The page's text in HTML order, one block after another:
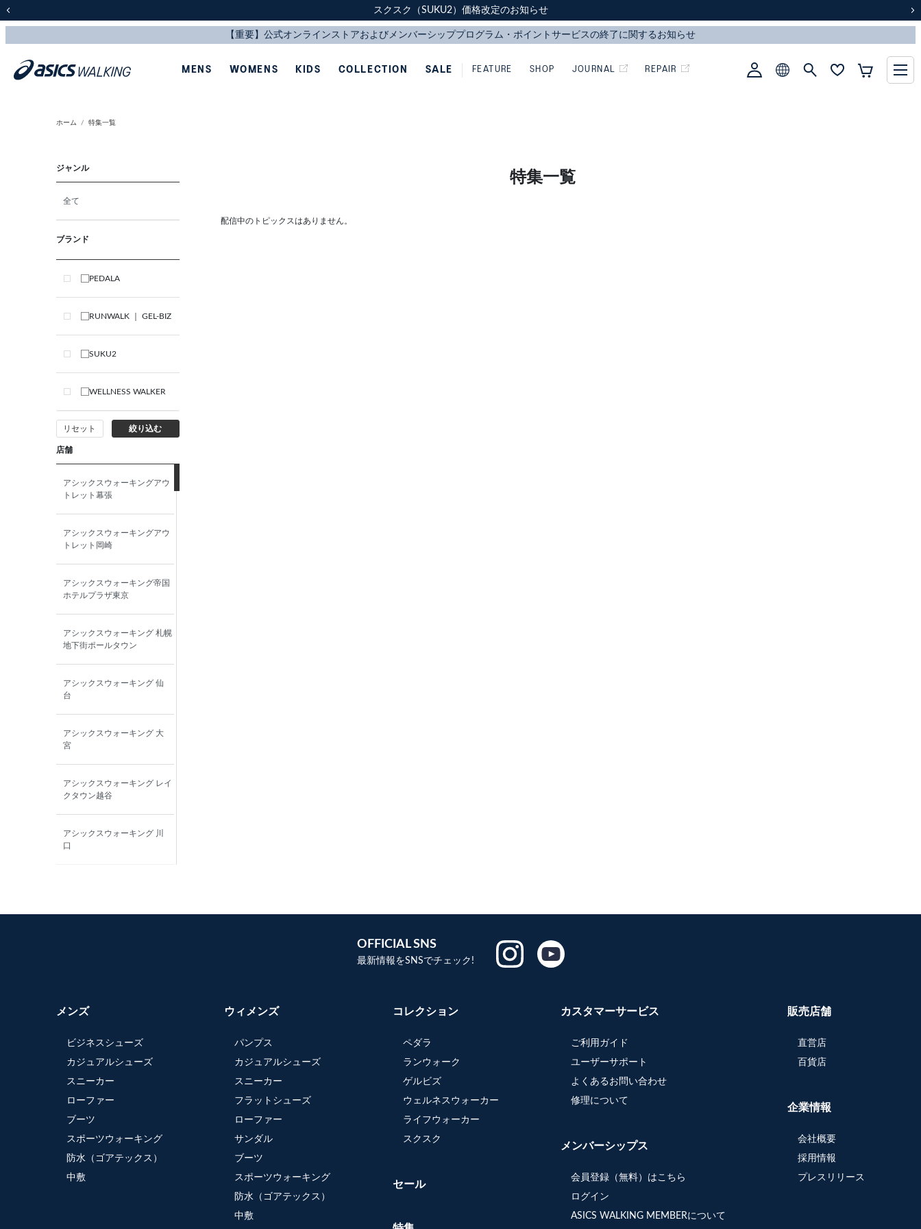
スクスク（SUKU2）価格改定のお知らせ
配送に関するお知らせ
スクスク（SUKU2）価格改定のお知らせ
配送に関するお知らせ
MENS WOMENS KIDS COLLECTION SALE FEATURE SHOP JOURNAL REPAIR
ホーム 特集一覧
ジャンル
全て
ブランド
PEDALA
RUNWALK ｜ GEL-BIZ
SUKU2
WELLNESS WALKER
リセット 絞り込む
店舗
アシックスウォーキングアウ
トレット幕張
アシックスウォーキングアウ
トレット岡崎
アシックスウォーキング帝国
ホテルプラザ東京
アシックスウォーキング 札幌
地下街ポールタウン
アシックスウォーキング 仙
台
アシックスウォーキング 大
宮
アシックスウォーキング レイ
クタウン越谷
アシックスウォーキング 川
口
宿・京王モール
アシックスウォーキング 渋
谷
アシックスウォーキング 錦
糸町
アシックスウォーキング 池袋
特集一覧
配信中のトピックスはありません。
OFFICIAL SNS
最新情報をSNSでチェック!
メンズ
ビジネスシューズ
カジュアルシューズ
スニーカー
ローファー
ブーツ
スポーツウォーキング
防水（ゴアテックス）
中敷
ウィメンズ
パンプス
カジュアルシューズ
スニーカー
フラットシューズ
ローファー
サンダル
ブーツ
スポーツウォーキング
防水（ゴアテックス）
中敷
コレクション
ペダラ
ランウォーク
ゲルビズ
ウェルネスウォーカー
ライフウォーカー
スクスク
セール
カスタマーサービス
ご利用ガイド
ユーザーサポート
よくあるお問い合わせ
修理について
メンバーシップス
会員登録（無料）はこちら
ログイン
ASICS WALKING MEMBERについて
販売店舗
直営店
百貨店
企業情報
会社概要
採用情報
プレスリリース